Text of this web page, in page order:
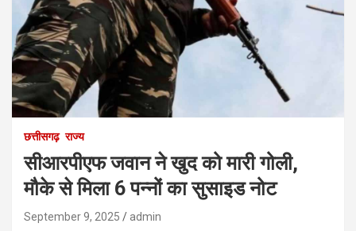
छत्तीसगढ़ राज्य
सीआरपीएफ जवान ने खुद को मारी गोली,
मौके से मिला 6 पन्नों का सुसाइड नोट
September 9, 2025 admin